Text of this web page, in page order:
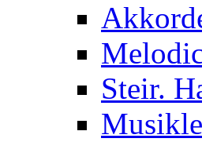
Steir.